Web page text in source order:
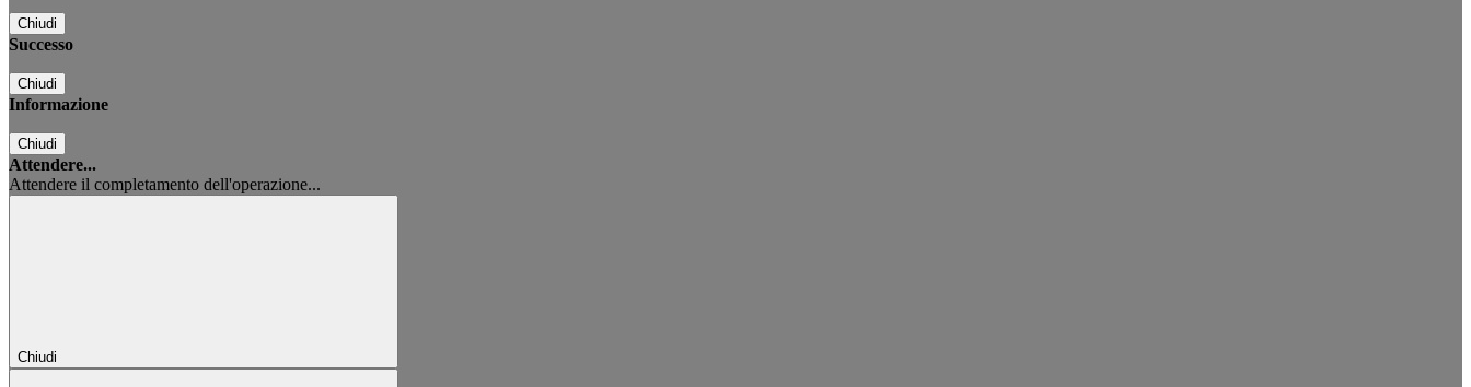
Chiudi
Successo
Chiudi
Informazione
Chiudi
Attendere...
Attendere il completamento dell'operazione...
Chiudi